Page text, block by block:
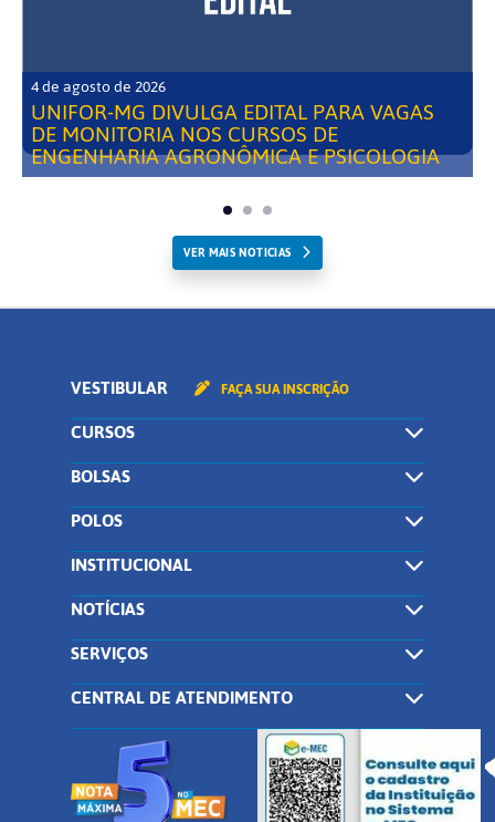
4 de agosto de 2026
UNIFOR-MG DIVULGA EDITAL PARA VAGAS
DE MONITORIA NOS CURSOS DE
ENGENHARIA AGRONÔMICA E PSICOLOGIA
VER MAIS NOTICIAS
VESTIBULAR FAÇA SUA INSCRIÇÃO
CURSOS
BOLSAS
POLOS
INSTITUCIONAL
NOTÍCIAS
SERVIÇOS
CENTRAL DE ATENDIMENTO